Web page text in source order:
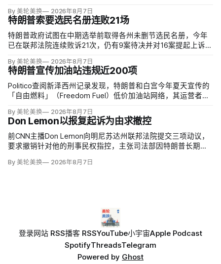
保护信托去年起诉称，政府未获国会许可便拆除东翼并开建约9
万平方英尺项目。
By 美轮美换 2026年8月7日
特朗普索要选民名册连败21场
特朗普政府试图在中期选举前取得各州未删节选民名册，今年
已在联邦法院连续败诉21次，仍有9案待决并对16案提起上诉。
料的州；不同党派总统任命的法官一致指出，宪法把联邦选举
的主要管理责任交给各州，现行联邦法律也未要求提交这些记
录。
By 美轮美换 2026年8月7日
特朗普宣传加油站违规近200项
Politico查阅新泽西州记录发现，特朗普和白宫今年夏天宣传的
「自由燃料」（Freedom Fuel）低价加油站网络，其运营者在
规。
By 美轮美换 2026年8月7日
Don Lemon以报复起诉为由求撤控
前CNN主播Don Lemon向明尼苏达州联邦法院提交三项动议，
要求撤销针对他的刑事民权指控，主张司法部因特朗普长期敌
为犯罪。
By 美轮美换 2026年8月7日
登录网站 RSS播客 RSSYouTube小宇宙Apple Podcast
SpotifyThreadsTelegram
Powered by Ghost